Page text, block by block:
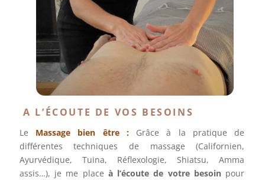
A L’ÉCOUTE DE VOS BESOINS
Le Massage bien être: Grâce à la pratique de
différentes techniques de massage (Californien,
Ayurvédique, Tuina, Réflexologie, Shiatsu, Amma
assis…), je me place à l’écoute de votre besoin pour